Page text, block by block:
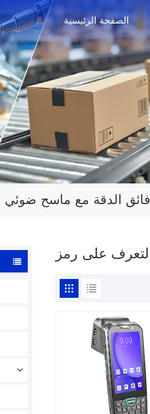
الصفحة الرئيسية
نظام التعرف على رمز DPM فائق الدقة مع ماسح ضوئي